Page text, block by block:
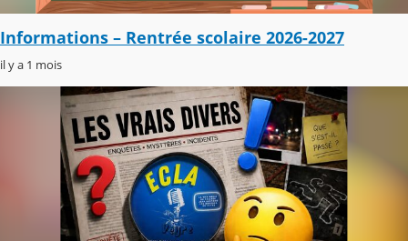
Informations – Rentrée scolaire 2026-2027
il y a 1 mois